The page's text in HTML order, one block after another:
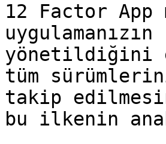
12 Factor
yönetildiğini
tüm
takip
bu ilkenin